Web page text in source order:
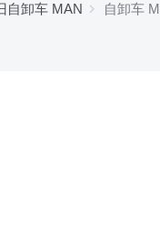
自卸车 MAN 自卸车